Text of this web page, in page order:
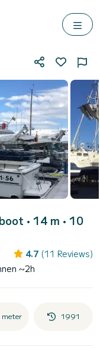
• 14 m • 10
4.7 (11 Reviews)
~2h
meter 1991